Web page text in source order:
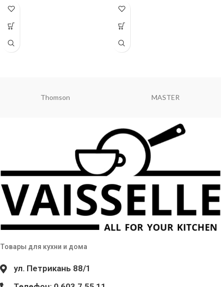
пластик
пластик
Thomson MASTER
Товары для кухни и дома
ул. Петрикань 88/1